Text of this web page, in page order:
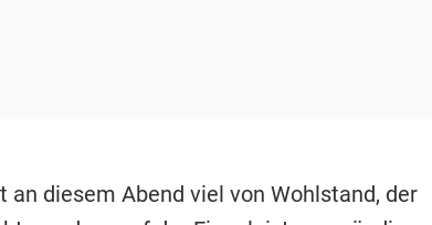
an diesem Abend viel von Wohlstand, der